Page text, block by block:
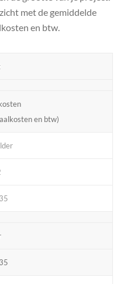
met de gemiddelde
en btw.
en btw)